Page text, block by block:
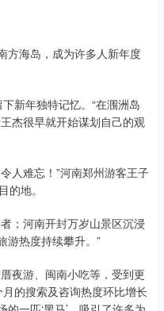
方海岛，成为许多人新年度
新年独特记忆。“在涠洲岛
杰很早就开始谋划自己的观
人难忘！”河南郑州游客王子
的地。
；河南开封万岁山景区沉浸
游热度持续攀升。”
夜游、闽南小吃等，受到更
的搜索及咨询热度环比增长